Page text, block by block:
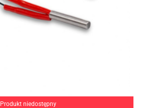
Produkt niedostępny